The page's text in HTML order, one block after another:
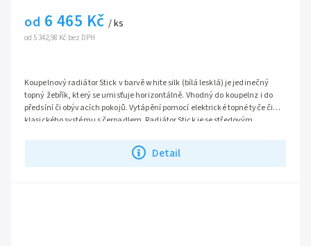
od 5 342,98 Kč bez DPH
od 6 465 Kč / ks
Detail
Koupelnový radiátor Stick v barvě white silk (bílá lesklá) je jedinečný
topný žebřík, který se umisťuje horizontálně. Vhodný do koupelnz i do
předsíní či obývacích pokojů. Vytápění pomocí elektrické topné tyče či
klasického systému s čerpadlem. Radiátor Stick jesestředovým
160 cm, možno zvolit v rozbalovacím okně variant.